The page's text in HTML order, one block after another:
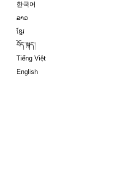
한국어
ລາວ
ខ្មែរ
བོད་སྐད།
Tiếng Việt
English